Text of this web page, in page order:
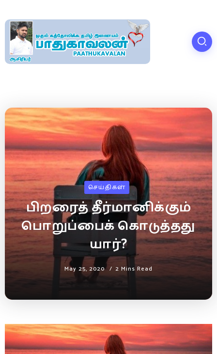
செய்திகள்
பிறரைத் தீர்மானிக்கும்
பொறுப்பைக் கொடுத்தது
யார்?
May 25, 2020 2 Mins Read